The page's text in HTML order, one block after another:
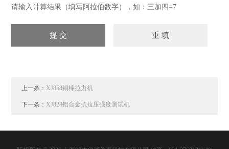
请输入计算结果（填写阿拉伯数字），如：三加四=7
上一条：XJ858铜棒拉力机
下一条：XJ828铝合金抗拉压强度测试机